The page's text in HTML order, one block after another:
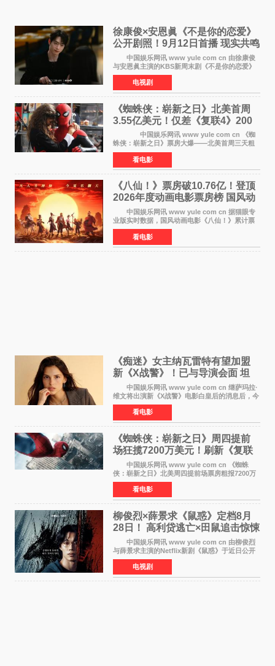
徐康俊×安恩眞《不是你的恋爱》
公开剧照！9月12日首播 现实共鸣
罗曼史来袭
中国娱乐网讯 www yule com cn 由徐康俊
与安恩眞主演的KBS新周末剧《不是你的恋爱》
于近日公开首波剧照，正式定档9月12日首
播。 剧照中，徐康俊与安恩眞并肩而坐，眼
神中流露出复杂而微
电视剧
《蜘蛛侠：崭新之日》北美首周
3.55亿美元！仅差《复联4》200
万 影史第二全球开画
中国娱乐网讯 www yule com cn 《蜘
蛛侠：崭新之日》票房大爆——北美首周三天粗
报3 55亿美元，仅比影史最高北美开画《复仇者
联盟4：终局之战》的3 571亿美元少200万出头，
精报调整后仍
看电影
《八仙！》票房破10.76亿！登顶
2026年度动画电影票房榜 国风动
画逆袭暑期档
中国娱乐网讯 www yule com cn 据猫眼专
业版实时数据，国风动画电影《八仙！》累计票
房突破10 76亿元，超过《熊出没·年年有熊》，
暂列2026年度动画影片票房榜冠军。该片自暑期
档登陆院线以
看电影
《痴迷》女主纳瓦雷特有望加盟
新《X战警》！已与导演会面 坦
言“魔形女一直很酷”
中国娱乐网讯 www yule com cn 继萨玛拉·
维文将出演新《X战警》电影白皇后的消息后，今
年暑期档大热恐怖片《痴迷》女主角印达·纳瓦雷
特也有望加盟这部备受瞩目的漫威新作——目前
还处于有
看电影
《蜘蛛侠：崭新之日》周四提前
场狂揽7200万美元！刷新《复联
4》保持影史纪录
中国娱乐网讯 www yule com cn 《蜘蛛
侠：崭新之日》北美周四提前场票房粗报7200万
美元，创下影史单片北美提前场票房新纪录——
此前该纪录由《复仇者联盟4：终局之战》的6000
万美元保持，本
看电影
柳俊烈×薛景求《鼠惑》定档8月
28日！ 高利贷逃亡×田鼠追击惊悚
来袭
中国娱乐网讯 www yule com cn 由柳俊烈
与薛景求主演的Netflix新剧《鼠惑》于近日公开
主海报，正式定档8月28日上线。 海报中，柳
俊烈与薛景求背对背站立，各自朝向相反方向，
幽暗的色调与
电视剧